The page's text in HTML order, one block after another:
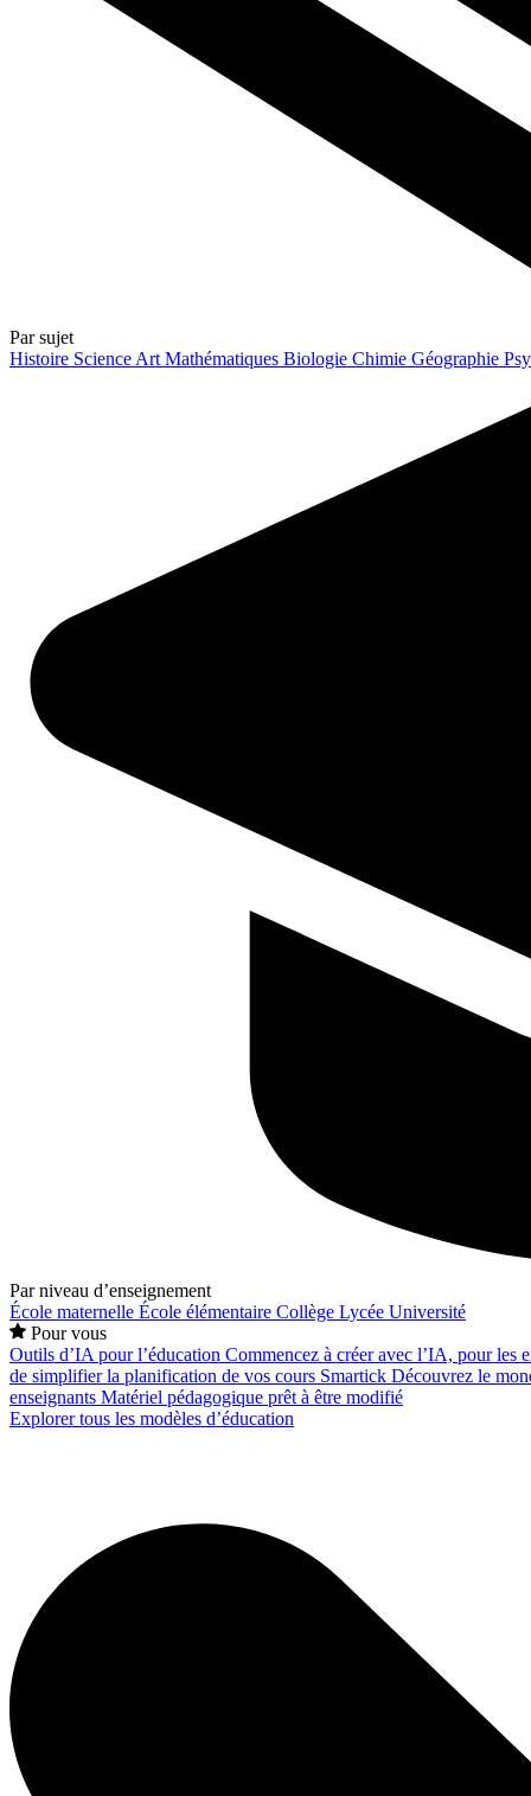
Par sujet
Histoire Science Art Mathématiques Biologie Chimie Géographie
Par niveau d’enseignement
École maternelle École élémentaire Collège Lycée Université
Pour vous
Outils d’IA pour l’éducation Commencez à créer avec l’IA, pour les
de simplifier la planification de vos cours Smartick Découvrez le
enseignants Matériel pédagogique prêt à être modifié
Explorer tous les modèles d’éducation